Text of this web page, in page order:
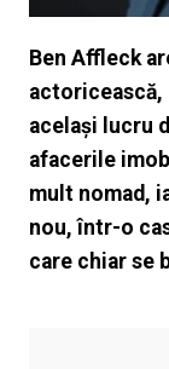
Ben Affleck
actoricească,
același lucru
afacerile
mult nomad,
nou, într-o
care chiar se